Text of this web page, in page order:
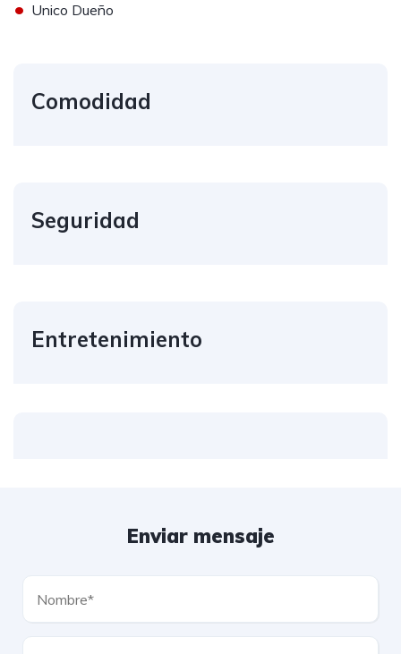
• Unico Dueño
Comodidad
Seguridad
Entretenimiento
Enviar mensaje